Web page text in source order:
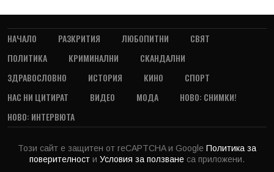
НАЧАЛО РАЗКРИТИЯ ЛЮБОПИТНИ
СВЯТ
ПОЛИТИКА
КРИМИНАЛНИ
СКАНДАЛНИ
ЗДРАВОСЛОВНО
ИСТОРИЯ КИНО
СПОРТ
НАС НИ ЦИТИРАТ
ВИДЕО МОДА
НОВО: СНИМКИ!
НОВО: ИНТЕРВЮТА
Този сайт е защитен от reCAPTCHA и Google Политика за
поверителност и Условия за ползване са приложени.